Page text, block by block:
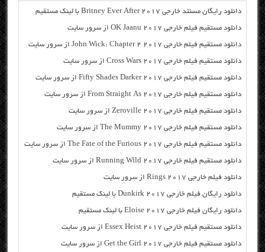
دانلود رایگان مسنتد خارجی Britney Ever After 2017 با لینک مستقیم
دانلود مستقیم فیلم خارجی OK Jaanu 2017 از سرور سایت
دانلود مستقیم فیلم خارجی John Wick: Chapter 2 2017 از سرور سایت
دانلود مستقیم فیلم خارجی Cross Wars 2017 از سرور سایت
دانلود مستقیم فیلم خارجی Fifty Shades Darker 2017 از سرور سایت
دانلود مستقیم فیلم خارجی From Straight As 2017 از سرور سایت
دانلود مستقیم فیلم خارجی Zeroville 2017 از سرور سایت
دانلود مستقیم فیلم خارجی The Mummy 2017 از سرور سایت
دانلود مستقیم فیلم خارجی The Fate of the Furious 2017 از سرور سایت
دانلود مستقیم فیلم خارجی Running Wild 2017 از سرور سایت
دانلود فیلم خارجی Rings 2017 از سرور سایت
دانلود رایگان فیلم خارجی Dunkirk 2017 با لینک مستقیم
دانلود رایگان فیلم خارجی Eloise 2017 با لینک مستقیم
دانلود مستقیم فیلم خارجی Essex Heist 2017 از سرور سایت
دانلود مستقیم فیلم خارجی Get the Girl 2017 از سرور سایت